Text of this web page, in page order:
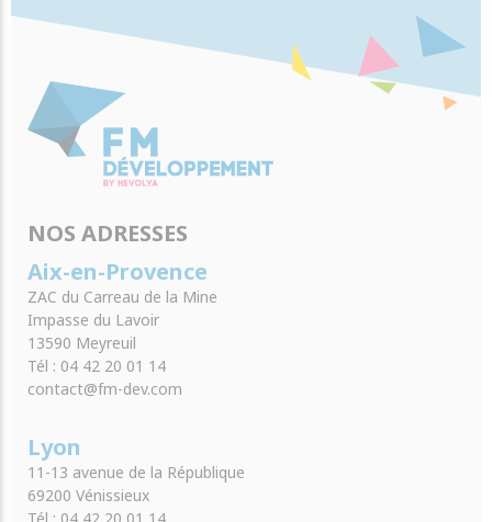
NOS ADRESSES
Aix-en-Provence
ZAC du Carreau de la Mine
Impasse du Lavoir
13590 Meyreuil
Tél : 04 42 20 01 14
contact@fm-dev.com
Lyon
11-13 avenue de la République
69200 Vénissieux